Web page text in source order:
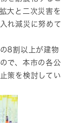
大と二次災害を
れ減災に努めて
8割以上が建物
で、本市の各公
策を検討してい